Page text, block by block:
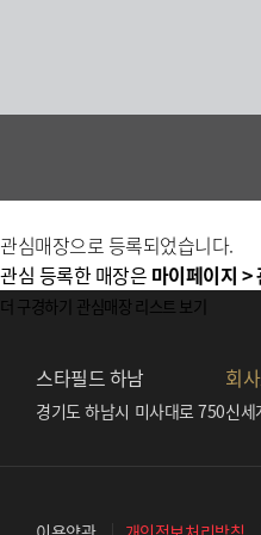
관심매장으로 등록되었습니다.
관심 등록한 매장은 마이페이지 >
더 구경하기 관심매장 리스트 보기
스타필드 하남
경기도 하남시 미사대로 750
회
신세